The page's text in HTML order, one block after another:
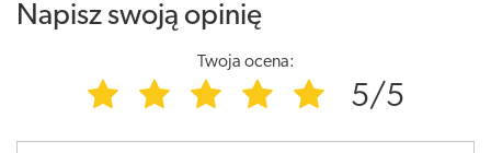
Napisz swoją opinię
Twoja ocena:
5/5